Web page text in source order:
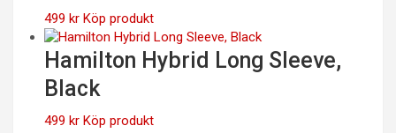
499 kr Köp produkt
Hamilton Hybrid Long Sleeve,
Black
499 kr Köp produkt